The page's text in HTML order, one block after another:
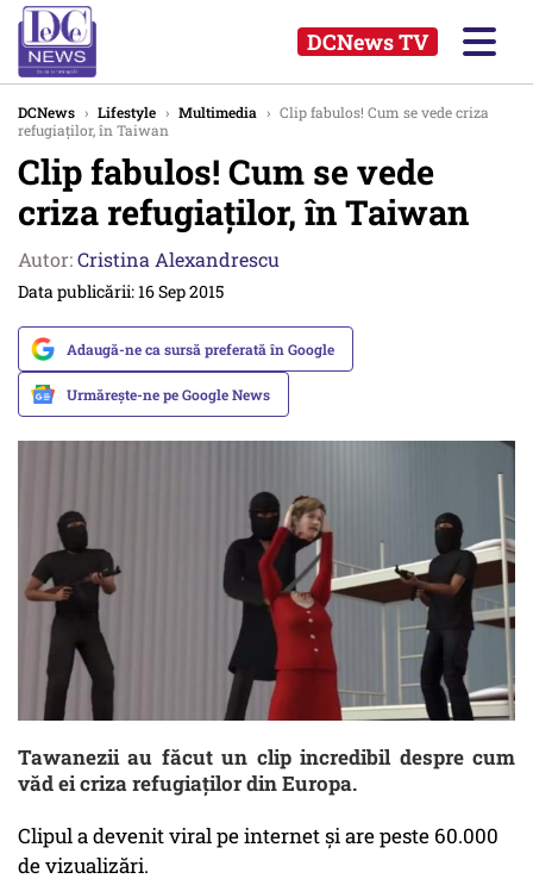
DCNews TV
DCNews › Lifestyle › Multimedia › Clip fabulos! Cum se vede criza
refugiaților, în Taiwan
Clip fabulos! Cum se vede
criza refugiaților, în Taiwan
Autor:Cristina Alexandrescu
Data publicării: 16 Sep 2015
Adaugă-ne ca sursă preferată în Google
Urmărește-ne pe Google News
Tawanezii au făcut un clip incredibil despre cum
văd ei criza refugiaților din Europa.
Clipul a devenit viral pe internet și are peste 60.000
de vizualizări.